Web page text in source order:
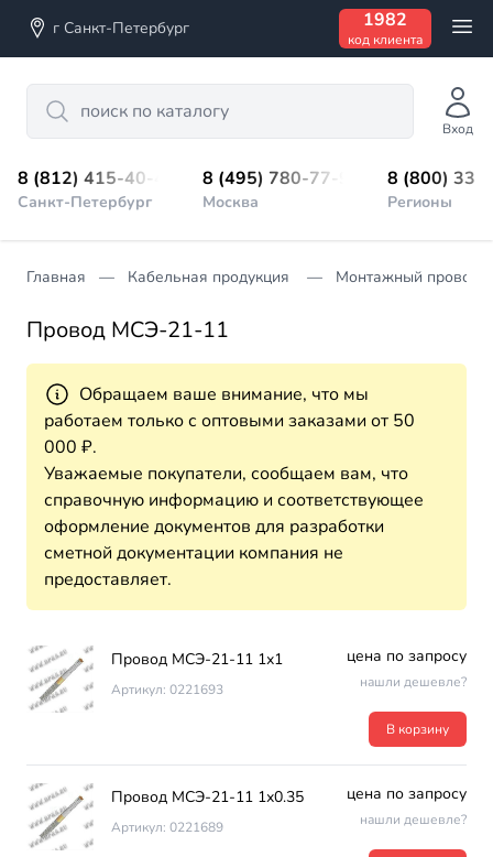
г Санкт-Петербург 1982
код клиента
Search
Вход
8 (812) 415-40-45
Санкт-Петербург
8 (495) 780-77-98
Москва
8 (800)
Регионы
Главная Кабельная продукция Монтажный провод
Провод МСЭ-21-11
Обращаем ваше внимание, что мы
работаем только с оптовыми заказами от 50
000 ₽.
Уважаемые покупатели, сообщаем вам, что
справочную информацию и соответствующее
оформление документов для разработки
сметной документации компания не
предоставляет.
Провод МСЭ-21-11 1х1
Артикул: 0221693
цена по запросу
нашли дешевле?
В корзину
Провод МСЭ-21-11 1х0.35
Артикул: 0221689
цена по запросу
нашли дешевле?